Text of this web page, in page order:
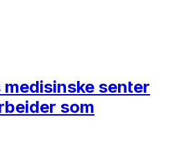
senter
som